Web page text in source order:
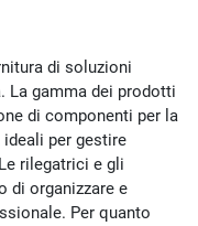
di soluzioni
La gamma dei prodotti
di componenti per la
per gestire
rilegatrici e gli
di organizzare e
Per quanto